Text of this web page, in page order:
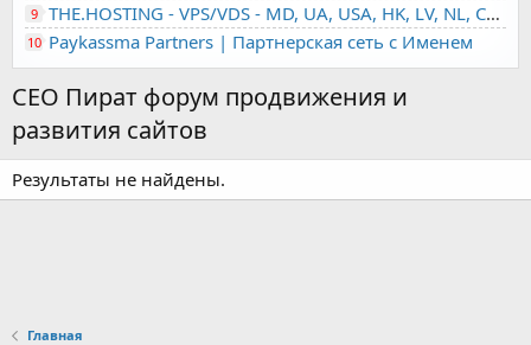
9 THE.HOSTING - VPS/VDS - MD, UA, USA, HK, LV, NL, CA, DE, SK, CZE, GB, IL, TR, PL, BG, RO, IT, FL, HU, PT.
10 Paykassma Partners | Партнерская сеть с Именем
СЕО Пират форум продвижения и
развития сайтов
Результаты не найдены.
Главная